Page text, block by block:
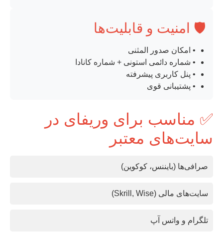
🛡️ امنیت و قابلیت‌ها
• امکان صدور المثنی
• شماره دائمی استونی + شماره کانادا
• پنل کاربری پیشرفته
• پشتیبانی قوی
✅ مناسب برای وریفای در
سایت‌های معتبر
صرافی‌ها (بایننس، کوکوین)
سایت‌های مالی (Skrill, Wise)
تلگرام و واتس آپ